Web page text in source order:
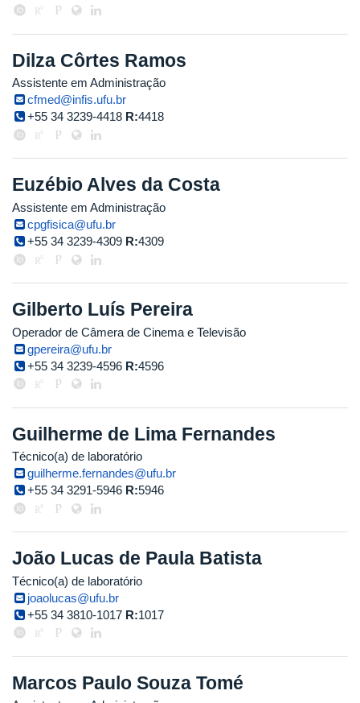
Dilza Côrtes Ramos
Assistente em Administração
cfmed@infis.ufu.br
+55 34 3239-4418 R:4418
Euzébio Alves da Costa
Assistente em Administração
cpgfisica@ufu.br
+55 34 3239-4309 R:4309
Gilberto Luís Pereira
Operador de Câmera de Cinema e Televisão
gpereira@ufu.br
+55 34 3239-4596 R:4596
Guilherme de Lima Fernandes
Técnico(a) de laboratório
guilherme.fernandes@ufu.br
+55 34 3291-5946 R:5946
João Lucas de Paula Batista
Técnico(a) de laboratório
joaolucas@ufu.br
+55 34 3810-1017 R:1017
Marcos Paulo Souza Tomé